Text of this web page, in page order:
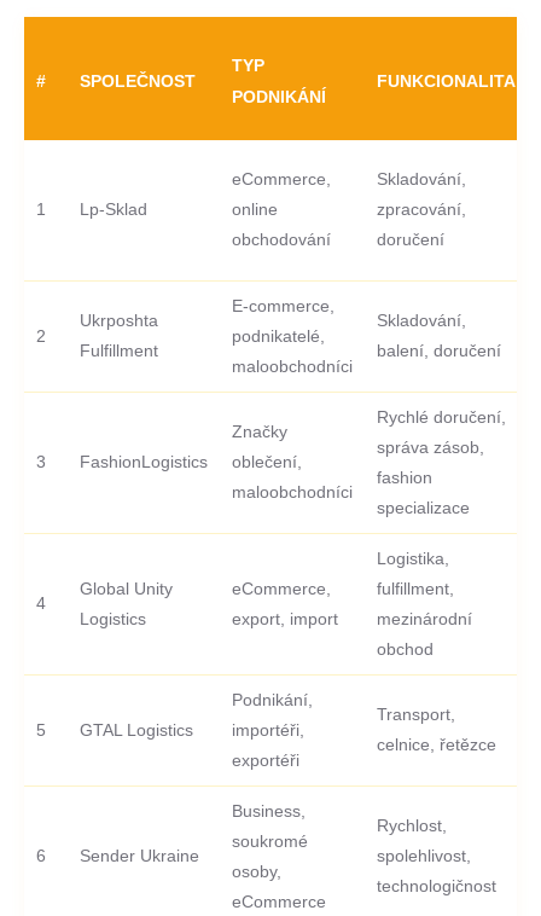
# SPOLEČNOST
TYP
PODNIKÁNÍ
FUNKCIONALITA
1 Lp-Sklad
eCommerce,
online
obchodování
Skladování,
zpracování,
doručení
2
Ukrposhta
Fulfillment
E-commerce,
podnikatelé,
maloobchodníci
Skladování,
balení, doručení
3 FashionLogistics
Značky
oblečení,
maloobchodníci
Rychlé doručení,
správa zásob,
fashion
specializace
4
Global Unity
Logistics
eCommerce,
export, import
Logistika,
fulfillment,
mezinárodní
obchod
5 GTAL Logistics
Podnikání,
importéři,
exportéři
Transport,
celnice, řetězce
6 Sender Ukraine
Business,
soukromé
osoby,
eCommerce
Rychlost,
spolehlivost,
technologičnost